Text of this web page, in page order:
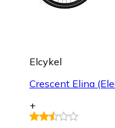
Elcykel
Crescent Elina
+